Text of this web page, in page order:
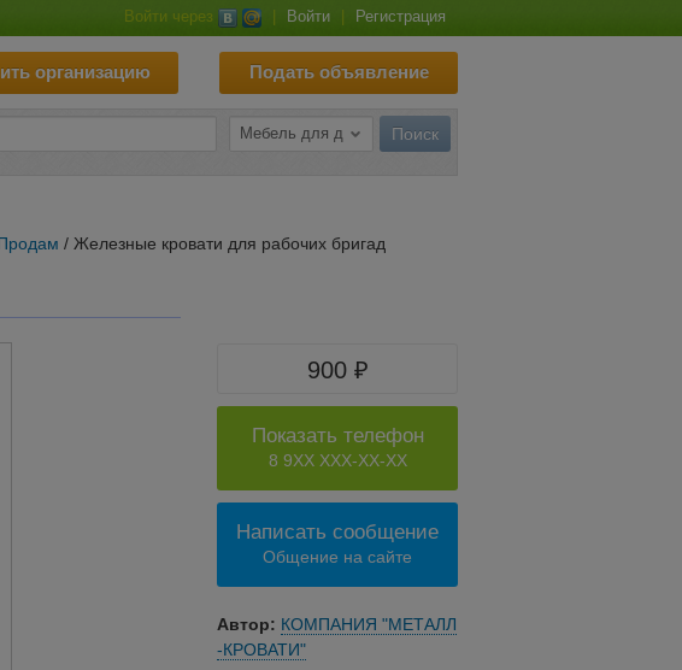
Войти через Войти Регистрация
Подать объявление
организацию
/ Железные кровати для рабочих бригад
900 ₽
Показать телефон
8 9XX XXX-XX-XX
Написать сообщение
Общение на сайте
Автор: КОМПАНИЯ "МЕТАЛЛ
-КРОВАТИ"